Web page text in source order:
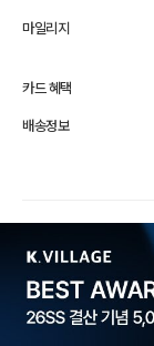
마일리지
카드 혜택
배송정보